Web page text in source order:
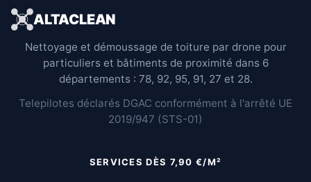
ALTACLEAN
Nettoyage et démoussage de toiture par drone pour
particuliers et bâtiments de proximité dans 6
départements : 78, 92, 95, 91, 27 et 28.
Telepilotes déclarés DGAC conformément à l'arrêté UE
2019/947 (STS-01)
SERVICES DÈS 7,90 €/M²